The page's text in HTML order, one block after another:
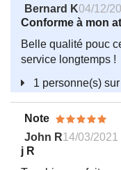
Bernard K04/12/
Conforme à mon
Belle qualité pouc
service longtemps !
1 personne(s)
Note
John R14/03/2021
j R